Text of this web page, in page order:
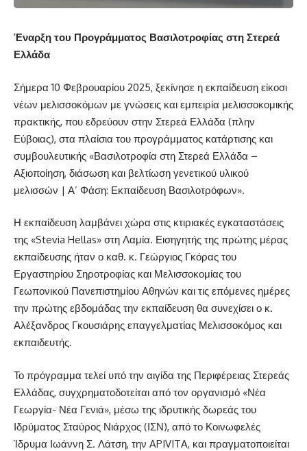
Έναρξη του Προγράμματος Βασιλοτροφίας στη Στερεά
Ελλάδα
Σήμερα 10 Φεβρουαρίου 2025, ξεκίνησε η εκπαίδευση είκοσι
νέων μελισσοκόμων με γνώσεις και εμπειρία μελισσοκομικής
πρακτικής, που εδρεύουν στην Στερεά Ελλάδα (πλην
Εύβοιας), στα πλαίσια του προγράμματος κατάρτισης και
συμβουλευτικής «Βασιλοτροφία στη Στερεά Ελλάδα –
Αξιοποίηση, διάσωση και βελτίωση γενετικού υλικού
μελισσών | Α’ Φάση: Εκπαίδευση Βασιλοτρόφων».
Η εκπαίδευση λαμβάνει χώρα στις κτιριακές εγκαταστάσεις
της «Stevia Hellas» στη Λαμία. Εισηγητής της πρώτης μέρας
εκπαίδευσης ήταν ο καθ. κ. Γεώργιος Γκόρας του
Εργαστηρίου Σηροτροφίας και Μελισσοκομίας του
Γεωπονικού Πανεπιστημίου Αθηνών και τις επόμενες ημέρες
την πρώτης εβδομάδας την εκπαίδευση θα συνεχίσει ο κ.
Αλέξανδρος Γκουσιάρης επαγγελματίας Μελισσοκόμος και
εκπαιδευτής.
Το πρόγραμμα τελεί υπό την αιγίδα της Περιφέρειας Στερεάς
Ελλάδας, συγχρηματοδοτείται από τον οργανισμό «Νέα
Γεωργία- Νέα Γενιά», μέσω της ιδρυτικής δωρεάς του
Ιδρύματος Σταύρος Νιάρχος (ΙΣΝ), από το Κοινωφελές
Ίδρυμα Ιωάννη Σ. Λάτση, την APIVITA, και πραγματοποιείται